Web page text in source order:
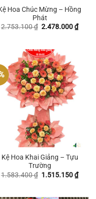
Hoa Chúc Mừng – Hồng
Phát
2.753.100₫ Giá
2.478.000₫Giá
hiện
Kệ Hoa Khai Giảng – Tựu
Trường
1.583.400₫ Giá
1.515.150₫Giá
hiện